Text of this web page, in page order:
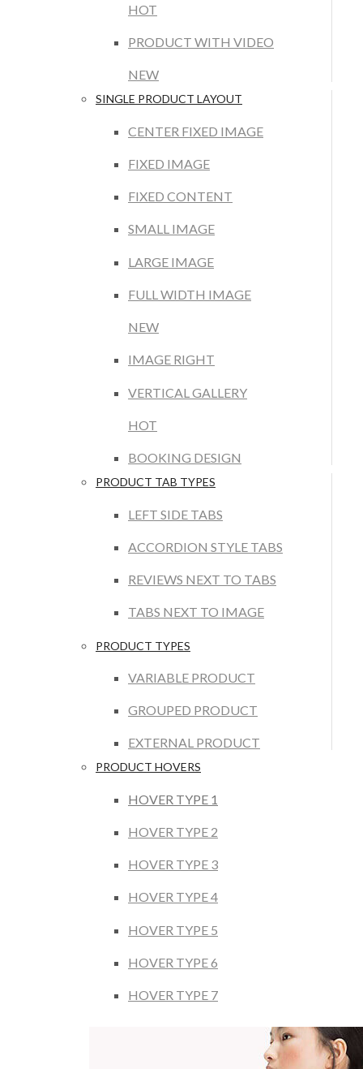
HOT
PRODUCT WITH VIDEO
NEW
SINGLE PRODUCT LAYOUT
CENTER FIXED IMAGE
FIXED IMAGE
FIXED CONTENT
SMALL IMAGE
LARGE IMAGE
FULL WIDTH IMAGE
NEW
IMAGE RIGHT
VERTICAL GALLERY
HOT
BOOKING DESIGN
PRODUCT TAB TYPES
LEFT SIDE TABS
ACCORDION STYLE TABS
REVIEWS NEXT TO TABS
TABS NEXT TO IMAGE
PRODUCT TYPES
VARIABLE PRODUCT
GROUPED PRODUCT
EXTERNAL PRODUCT
PRODUCT HOVERS
HOVER TYPE 1
HOVER TYPE 2
HOVER TYPE 3
HOVER TYPE 4
HOVER TYPE 5
HOVER TYPE 6
HOVER TYPE 7